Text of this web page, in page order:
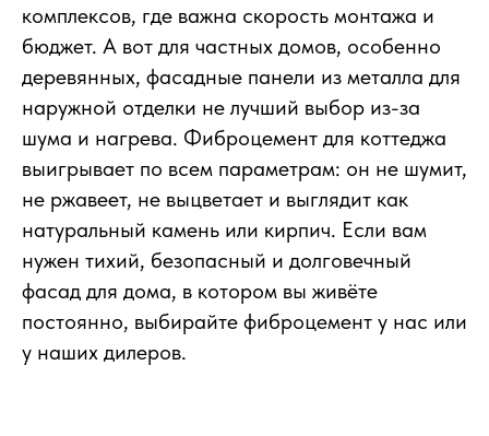
комплексов, где важна скорость монтажа и
бюджет. А вот для частных домов, особенно
деревянных, фасадные панели из металла для
наружной отделки не лучший выбор из-за
шума и нагрева. Фиброцемент для коттеджа
выигрывает по всем параметрам: он не шумит,
не ржавеет, не выцветает и выглядит как
натуральный камень или кирпич. Если вам
нужен тихий, безопасный и долговечный
фасад для дома, в котором вы живёте
постоянно, выбирайте фиброцемент у нас или
у наших дилеров.